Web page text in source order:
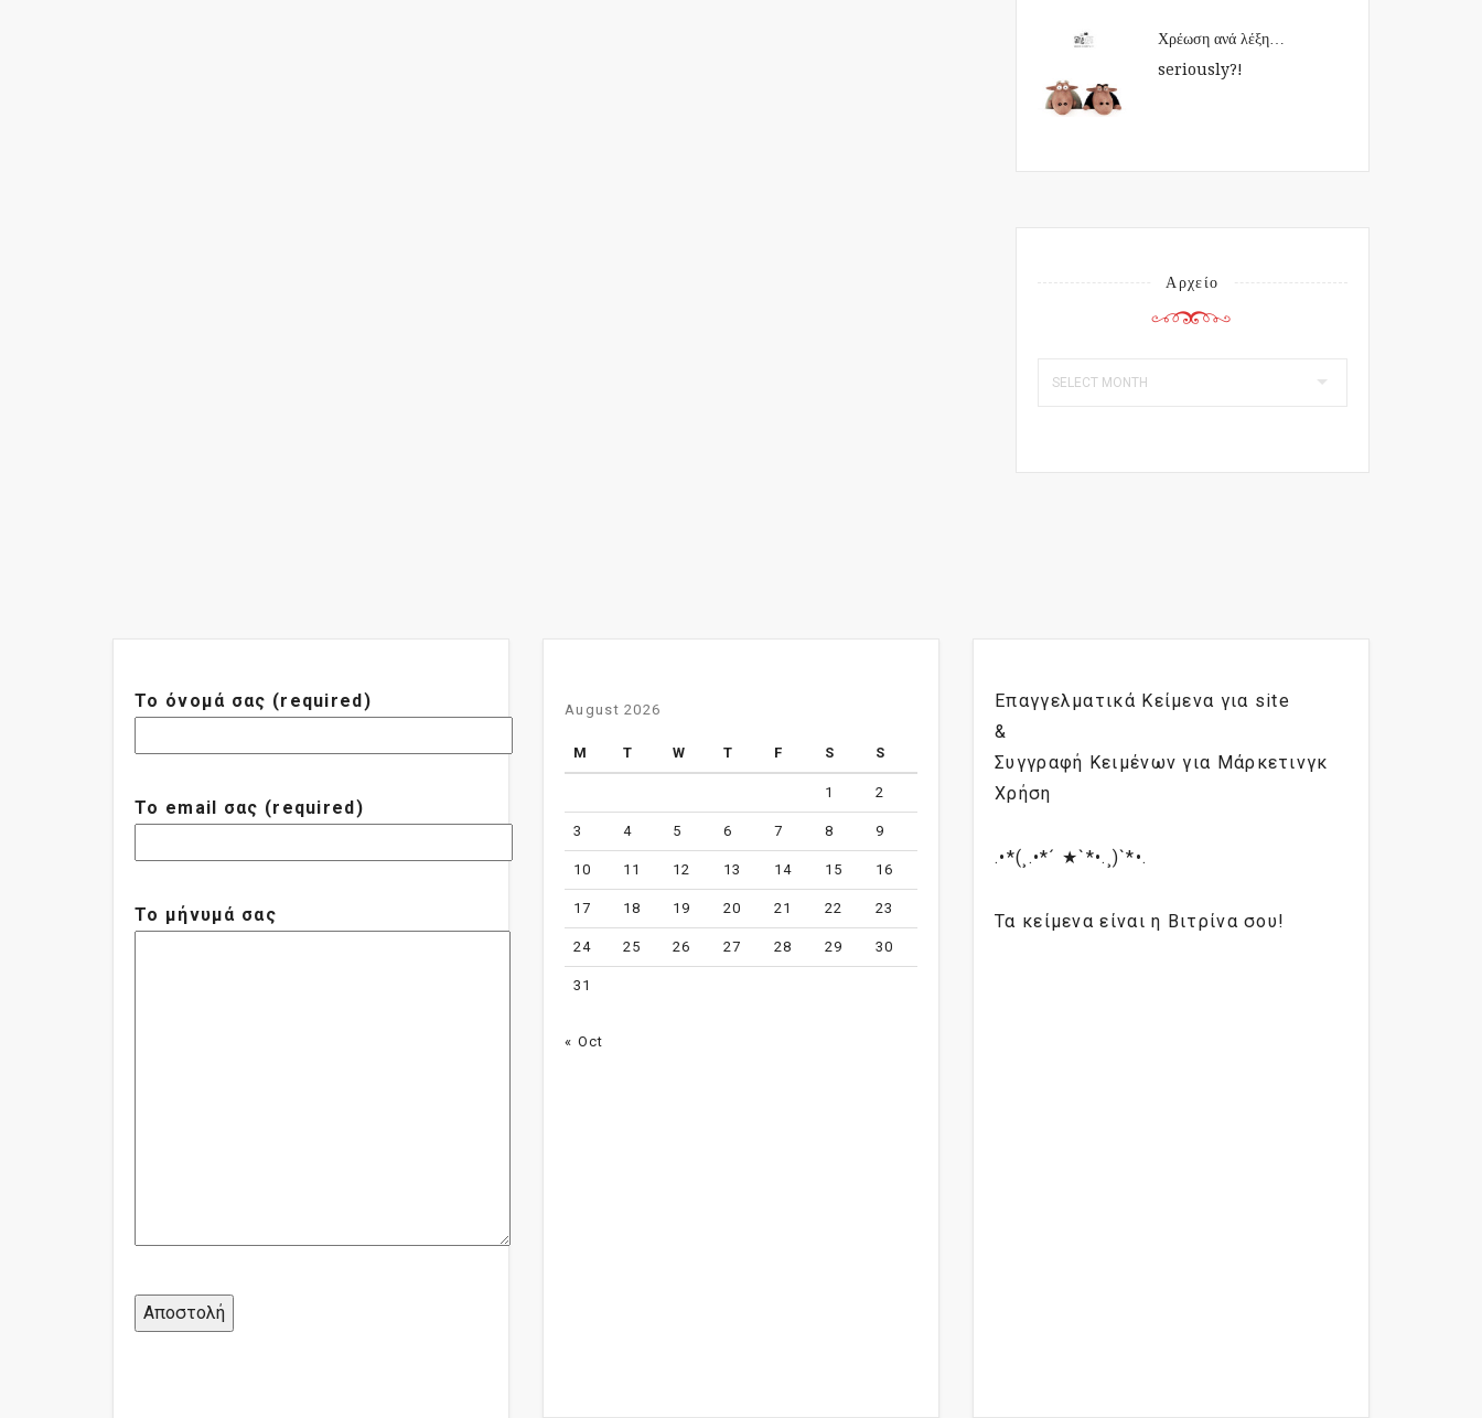
Χρέωση ανά λέξη…
seriously?!
Αρχείο
Το όνομά σας (required)
Το email σας (required)
Το μήνυμά σας
August 2026
M T W T F S S
1 2
3 4 5 6 7 8 9
10 11 12 13 14 15 16
17 18 19 20 21 22 23
24 25 26 27 28 29 30
31
« Oct
Επαγγελματικά Κείμενα για site
&
Συγγραφή Κειμένων για Μάρκετινγκ
Χρήση
.•*(¸.•*´ ★`*•.¸)`*•.
Τα κείμενα είναι η Βιτρίνα σου!